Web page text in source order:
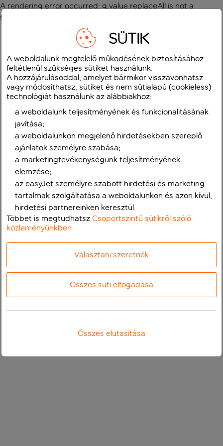
A rendering error occurred: g.value.replaceAll is not a
function
SÜTIK
A weboldalunk megfelelő működésének biztosításához
feltétlenül szükséges sütiket használunk.
A hozzájárulásoddal, amelyet bármikor visszavonhatsz
vagy módosíthatsz, sütiket és nem sütialapú (cookieless)
technológiát használunk az alábbiakhoz:
a weboldalunk teljesítményének és funkcionalitásának
javítása;
a weboldalunkon megjelenő hirdetésekben szereplő
ajánlatok személyre szabása;
a marketingtevékenységünk teljesítményének
elemzése;
az easyJet személyre szabott hirdetési és marketing
tartalmak szolgáltatása a weboldalunkon és azon kívül,
hirdetési partnereinken keresztül.
Többet is megtudhatszCsoportszintű sütikről szóló
közleményünkben
Választani szeretnék
Összes süti elfogadása
Összes elutasítása